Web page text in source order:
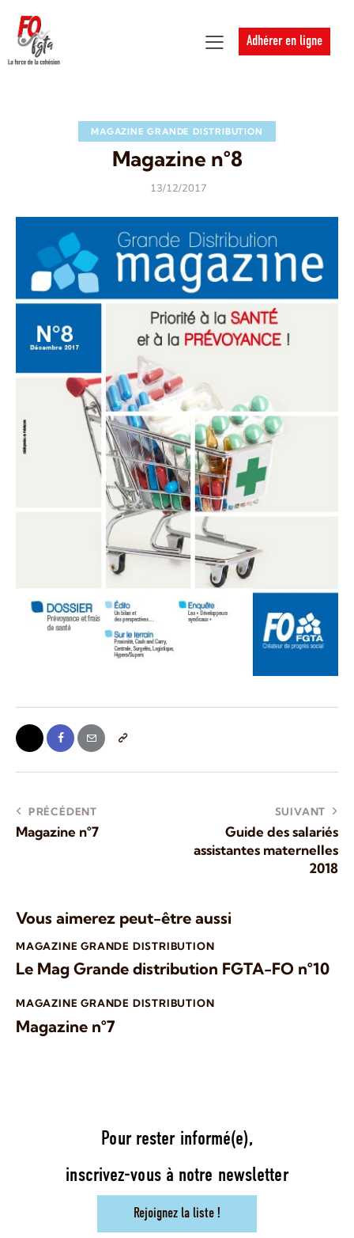
Adhérer en ligne
MAGAZINE GRANDE DISTRIBUTION
Magazine n°8
13/12/2017
PRÉCÉDENT
Magazine n°7
SUIVANT
Guide des salariés
assistantes maternelles
2018
Vous aimerez peut-être aussi
MAGAZINE GRANDE DISTRIBUTION
Le Mag Grande distribution FGTA-FO n°10
MAGAZINE GRANDE DISTRIBUTION
Magazine n°7
Pour rester informé(e),
inscrivez-vous à notre newsletter
Rejoignez la liste !